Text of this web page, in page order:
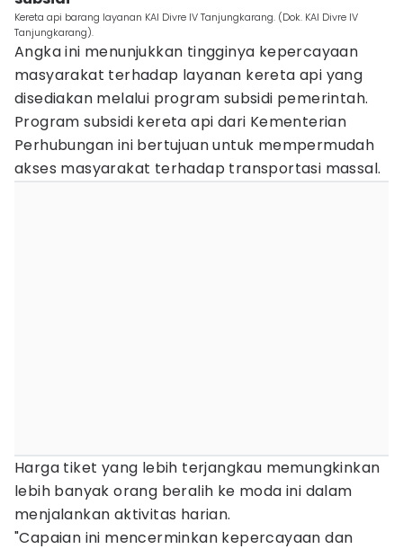
Kereta api barang layanan KAI Divre IV Tanjungkarang. (Dok. KAI Divre IV
Tanjungkarang).
Angka ini menunjukkan tingginya kepercayaan
masyarakat terhadap layanan kereta api yang
disediakan melalui program subsidi pemerintah.
Program subsidi kereta api dari Kementerian
Perhubungan ini bertujuan untuk mempermudah
akses masyarakat terhadap transportasi massal.
Harga tiket yang lebih terjangkau memungkinkan
lebih banyak orang beralih ke moda ini dalam
menjalankan aktivitas harian.
"Capaian ini mencerminkan kepercayaan dan